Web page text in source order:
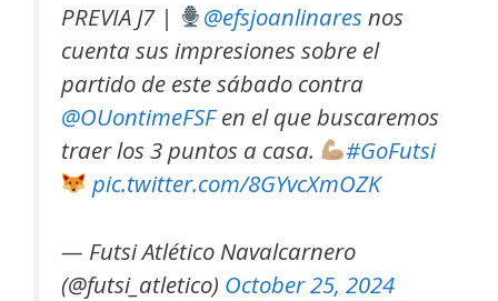
PREVIA J7 | @efsjoanlinaresnos
cuenta sus impresiones sobre el
partido de este sábado contra
@OUontimeFSFen el que buscaremos
traer los 3 puntos a casa.
#GoFutsi
pic.twitter.com/8GYvcXmOZK
— Futsi Atlético Navalcarnero
(@futsi_atletico) October 25, 2024